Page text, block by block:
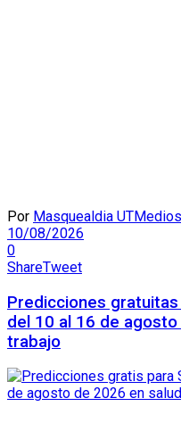
Por Masquealdia UTMedios
10/08/2026
0
ShareTweet
Predicciones
del 10 al 16 de
trabajo